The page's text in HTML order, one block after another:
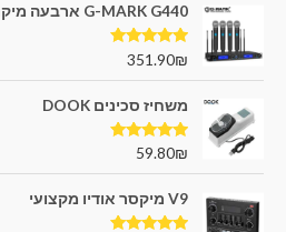
G-MARK G440 ארבעה מיקרופונים
דורג5.00
351.90₪
משחיז סכינים DOOK
דורג5.00
59.80₪
V9 מיקסר אודיו מקצועי